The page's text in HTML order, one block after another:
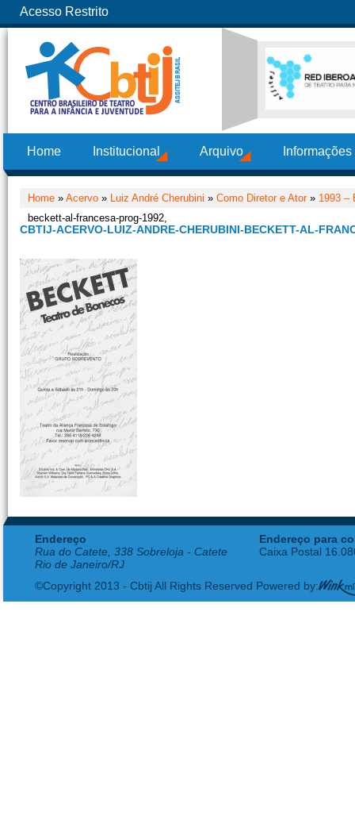
Acesso Restrito
Home Institucional Arquivo
Home » Acervo » Luiz André Cherubini » Como Diretor e Ator» 1993 –
beckett-al-francesa-prog-1992,
CBTIJ-ACERVO-LUIZ-ANDRE-CHERUBINI-BECKETT-AL-
Endereço
Rua do Catete, 338 Sobreloja - Catete
Rio de Janeiro/RJ
Endereço para
Caixa Postal
©Copyright 2013 - Cbtij All Rights Reserved Powered by: